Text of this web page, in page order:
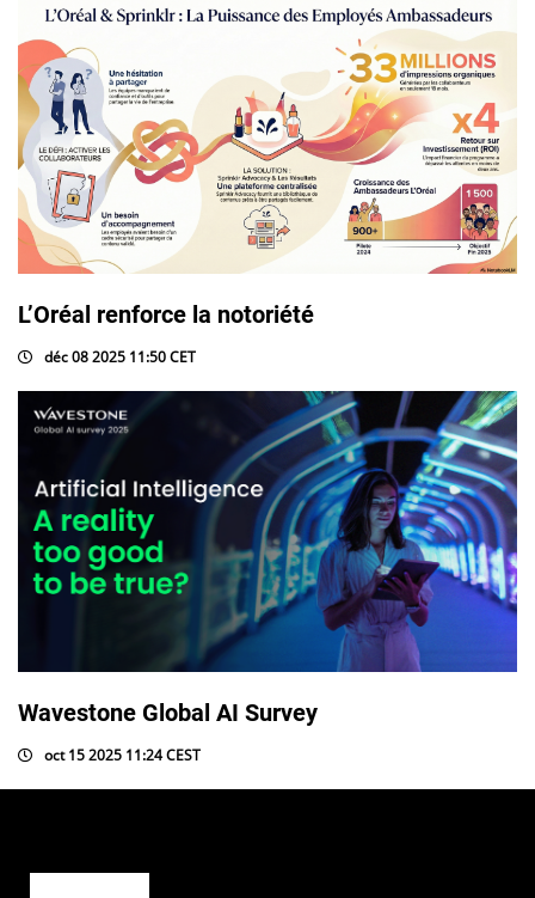
L’Oréal renforce la notoriété
déc 08 2025 11:50 CET
Wavestone Global AI Survey
oct 15 2025 11:24 CEST